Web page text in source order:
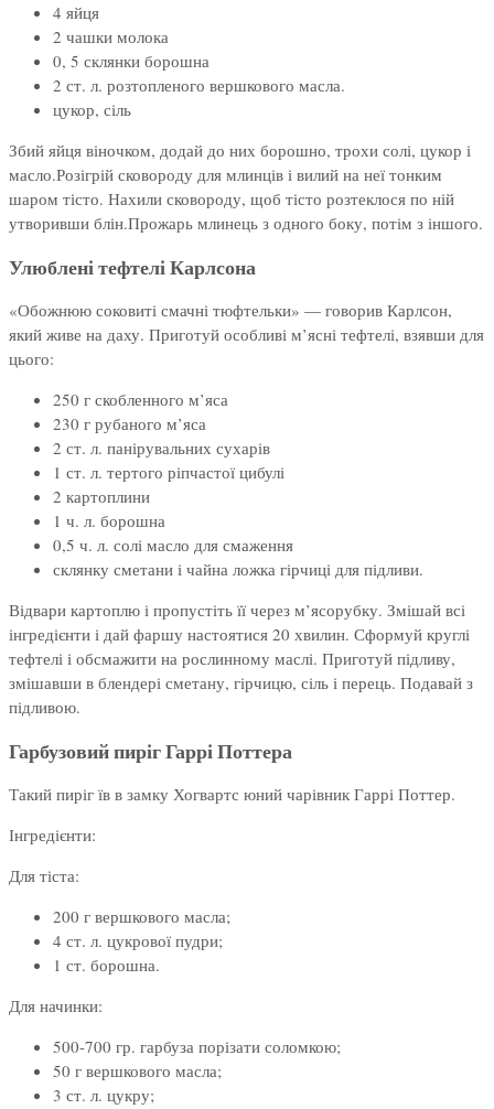
4 яйця
2 чашки молока
0, 5 склянки борошна
2 ст. л. розтопленого вершкового масла.
цукор, сіль
Збий яйця віночком, додай до них борошно, трохи солі, цукор і
масло.Розігрій сковороду для млинців і вилий на неї тонким
шаром тісто. Нахили сковороду, щоб тісто розтеклося по ній
утворивши блін.Прожарь млинець з одного боку, потім з іншого.
Улюблені тефтелі Карлсона
«Обожнюю соковиті смачні тюфтельки» — говорив Карлсон,
який живе на даху. Приготуй особливі м’ясні тефтелі, взявши для
цього:
250 г скобленного м’яса
230 г рубаного м’яса
2 ст. л. панірувальних сухарів
1 ст. л. тертого ріпчастої цибулі
2 картоплини
1 ч. л. борошна
0,5 ч. л. солі масло для смаження
склянку сметани і чайна ложка гірчиці для підливи.
Відвари картоплю і пропустіть її через м’ясорубку. Змішай всі
інгредієнти і дай фаршу настоятися 20 хвилин. Сформуй круглі
тефтелі і обсмажити на рослинному маслі. Приготуй підливу,
змішавши в блендері сметану, гірчицю, сіль і перець. Подавай з
підливою.
Гарбузовий пиріг Гаррі Поттера
Такий пиріг їв в замку Хогвартс юний чарівник Гаррі Поттер.
Інгредієнти:
Для тіста:
200 г вершкового масла;
4 ст. л. цукрової пудри;
1 ст. борошна.
Для начинки:
500-700 гр. гарбуза порізати соломкою;
50 г вершкового масла;
3 ст. л. цукру;